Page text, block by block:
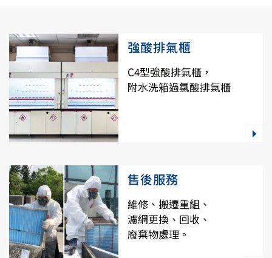
強酸排氣櫃
C4型強酸排氣櫃，
附水洗箱過氯酸排氣櫃
售後服務
維修、搬遷重組、
濾網更換、回收、
廢棄物處理。